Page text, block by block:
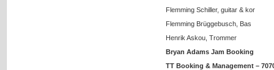
Flemming Schiller, guitar & kor
Flemming Brüggebusch, Bas
Henrik Askou, Trommer
Bryan Adams Jam Booking
TT Booking & Management –